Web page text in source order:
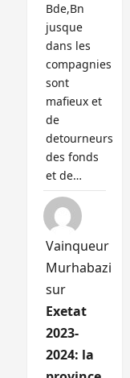
Bde,Bn
jusque
dans les
compagnies
sont
mafieux et
de
detourneurs
des fonds
et de…
Vainqueur
Murhabazi
sur
Exetat
2023-
2024: la